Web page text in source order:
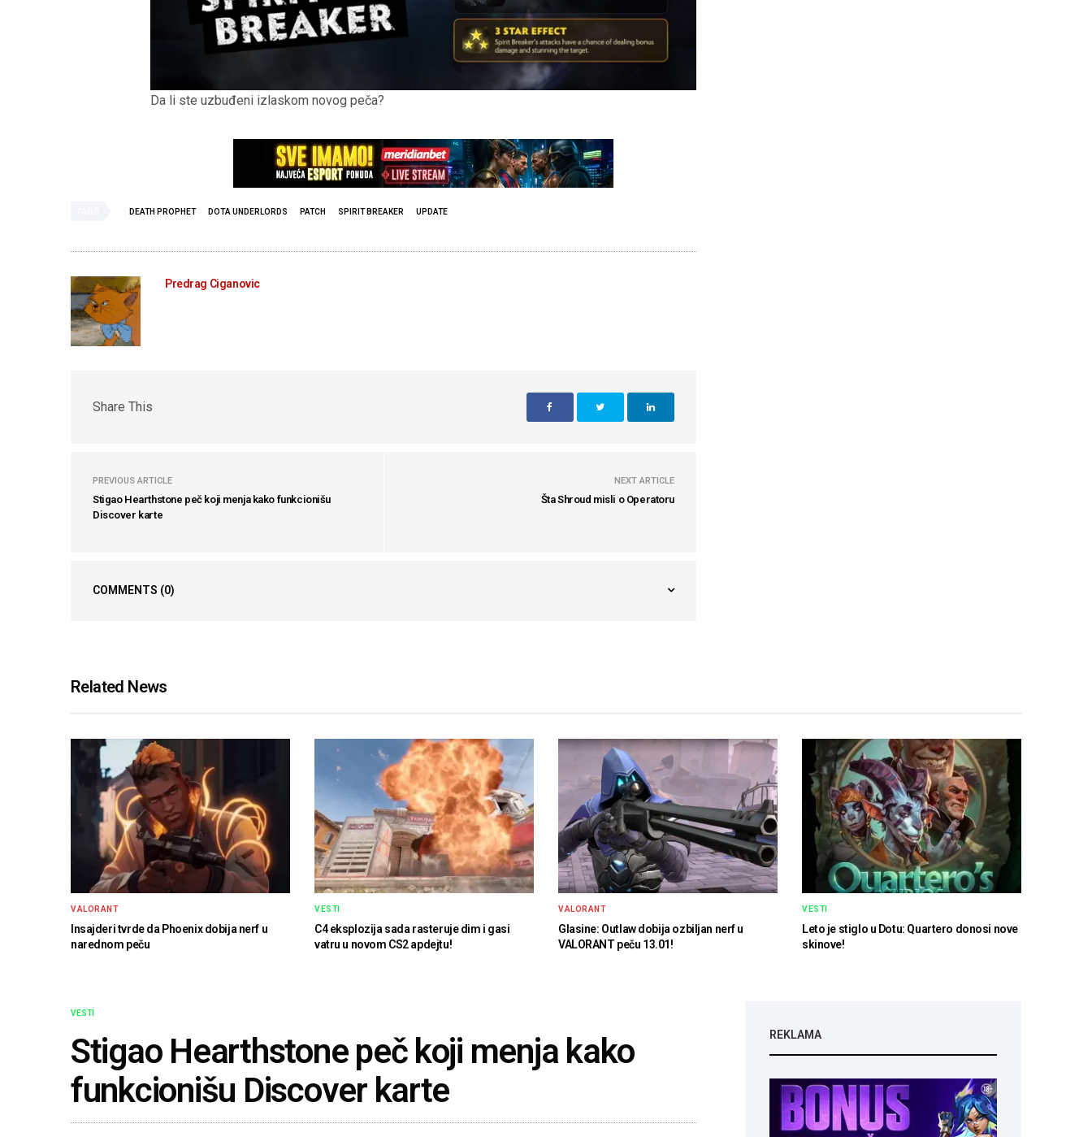
Da li ste uzbuđeni izlaskom novog peča?
DEATH PROPHET DOTA UNDERLORDS PATCH SPIRIT BREAKER UPDATE
Predrag Ciganovic
Share This
PREVIOUS ARTICLE
Stigao Hearthstone peč koji menja kako funkcionišu
Discover karte
NEXT ARTICLE
Šta Shroud misli o Operatoru
COMMENTS (0)
Related News
VALORANT
Insajderi tvrde da Phoenix dobija nerf u
narednom peču
VESTI
C4 eksplozija sada rasteruje dim i gasi
vatru u novom CS2 apdejtu!
VALORANT
Glasine: Outlaw dobija ozbiljan nerf u
VALORANT peču 13.01!
VESTI
Leto je stiglo u Dotu: Quartero donosi nove
skinove!
VESTI
Stigao Hearthstone peč koji menja kako
funkcionišu Discover karte
REKLAMA